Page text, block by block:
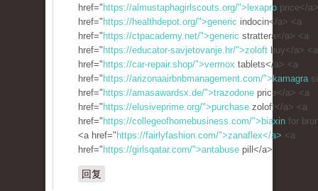
href=" https://almustaphagirlscouts.org/">lexapro price</
href=" https://healthdepot.org/">generic indocin</a> <a
href=" https://ctpacademy.net/">generic strattera</a> <a
href=" https://educator-savjetovanje.hr/">zoloft buy</a> <a
href=" https://car-repair.shop/">vermox tablets</a> <a
href=" https://arizonaairbnbmanagement.com/">kamagra
href=" https://amasawardsx.de/">trazodone price</a> <a
href=" https://elusiveprime.org/">purchase zoloft</a> <a
href=" https://collegeofhomebusiness.com/">biaxin for
<a href=" https://fairlyfashion.com/">zanaflex</a> <a
href=" https://girlsqatar.com/">antabuse pill</a>
回复